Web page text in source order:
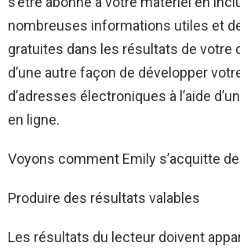
nombreuses informations utiles et
gratuites dans les résultats de votre
d’une autre façon de développer
d’adresses électroniques à l’aide
en ligne.
Voyons comment Emily s’acquitte
Produire des résultats valables
Les résultats du lecteur doivent